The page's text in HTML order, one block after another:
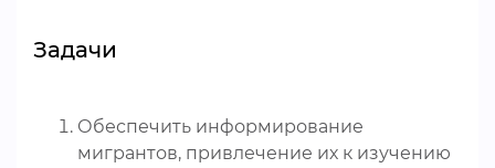
Задачи
Обеспечить информирование
мигрантов, привлечение их к изучению